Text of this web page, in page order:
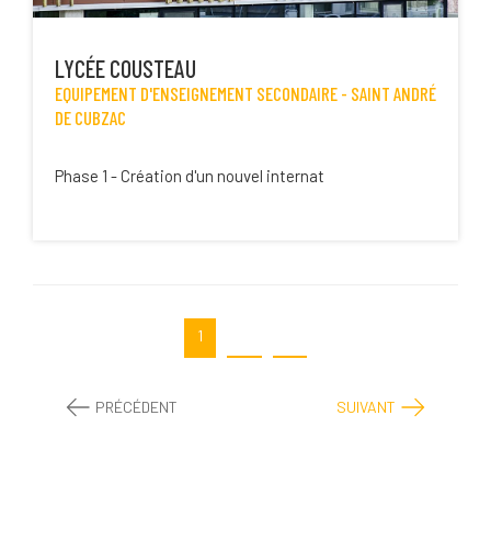
LYCÉE COUSTEAU
EQUIPEMENT D'ENSEIGNEMENT SECONDAIRE - SAINT ANDRÉ
DE CUBZAC
Phase 1 - Création d'un nouvel internat
1
PRÉCÉDENT SUIVANT